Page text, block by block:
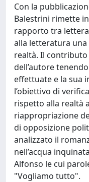
Con la
Balestrini rimette
rapporto tra
alla letteratura
realtà. Il
dell’autore
effettuate e la sua
l’obiettivo di
rispetto alla realtà
riappropriazione
di opposizione
analizzato il
nell’acqua
Alfonso le cui
"Vogliamo tutto".